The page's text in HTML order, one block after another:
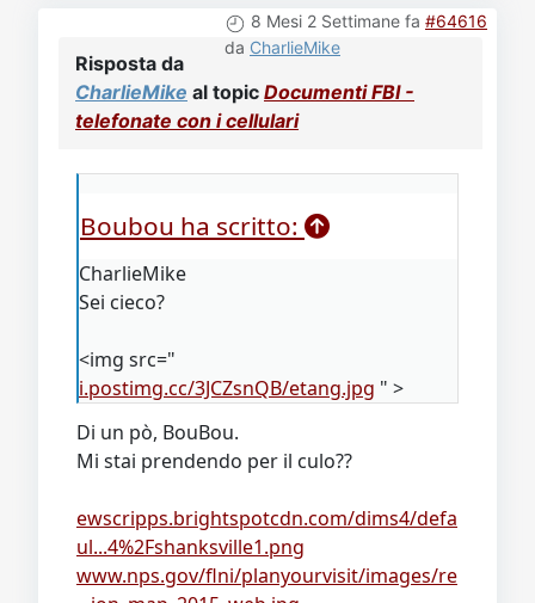
8 Mesi 2 Settimane fa #64616
da CharlieMike
Risposta da
CharlieMike al topic Documenti FBI -
telefonate con i cellulari
Boubou ha scritto:
CharlieMike
Sei cieco?
<img src="
i.postimg.cc/3JCZsnQB/etang.jpg " >
Di un pò, BouBou.
Mi stai prendendo per il culo??
ewscripps.brightspotcdn.com/dims4/defa
ul...4%2Fshanksville1.png
www.nps.gov/flni/planyourvisit/images/re